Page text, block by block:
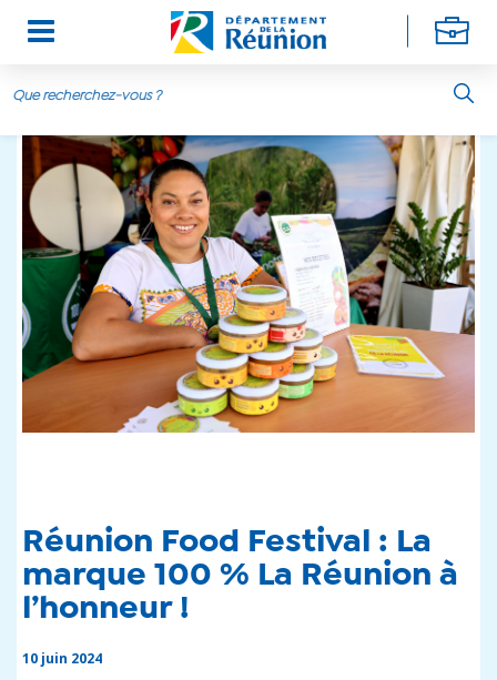
Aller au contenu principal
Réunion Food Festival : La
marque 100 % La Réunion à
l’honneur !
10 juin 2024